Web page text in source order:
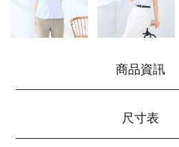
商品資訊
尺寸表